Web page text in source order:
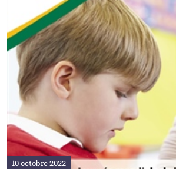
10 octobre 2022